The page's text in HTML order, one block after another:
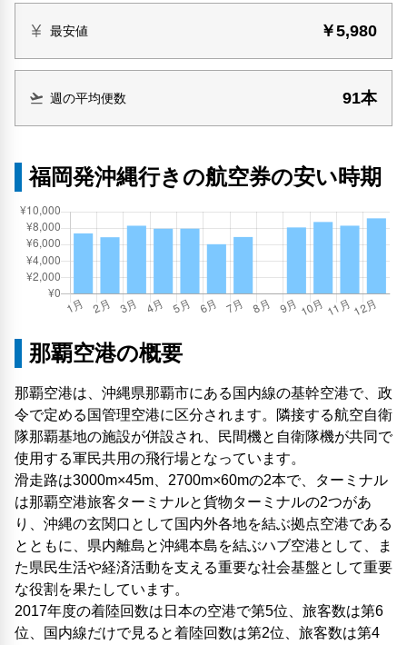
最安値 ￥5,980
週の平均便数 91本
福岡発沖縄行きの航空券の安い時期
那覇空港の概要
那覇空港は、沖縄県那覇市にある国内線の基幹空港で、政
令で定める国管理空港に区分されます。隣接する航空自衛
隊那覇基地の施設が併設され、民間機と自衛隊機が共同で
使用する軍民共用の飛行場となっています。
滑走路は3000m×45m、2700m×60mの2本で、ターミナル
は那覇空港旅客ターミナルと貨物ターミナルの2つがあ
り、沖縄の玄関口として国内外各地を結ぶ拠点空港である
とともに、県内離島と沖縄本島を結ぶハブ空港として、ま
た県民生活や経済活動を支える重要な社会基盤として重要
な役割を果たしています。
2017年度の着陸回数は日本の空港で第5位、旅客数は第6
位、国内線だけで見ると着陸回数は第2位、旅客数は第4